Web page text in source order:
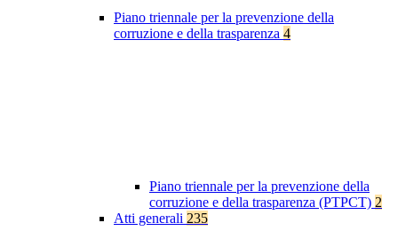
Piano triennale per la prevenzione della
corruzione e della trasparenza 4
Piano triennale per la prevenzione della
corruzione e della trasparenza (PTPCT) 2
Atti generali 235